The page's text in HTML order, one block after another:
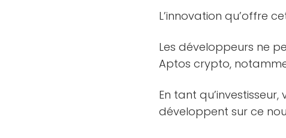
L’innovation qu’offre
Les développeurs ne
Aptos crypto,
En tant
développent sur ce